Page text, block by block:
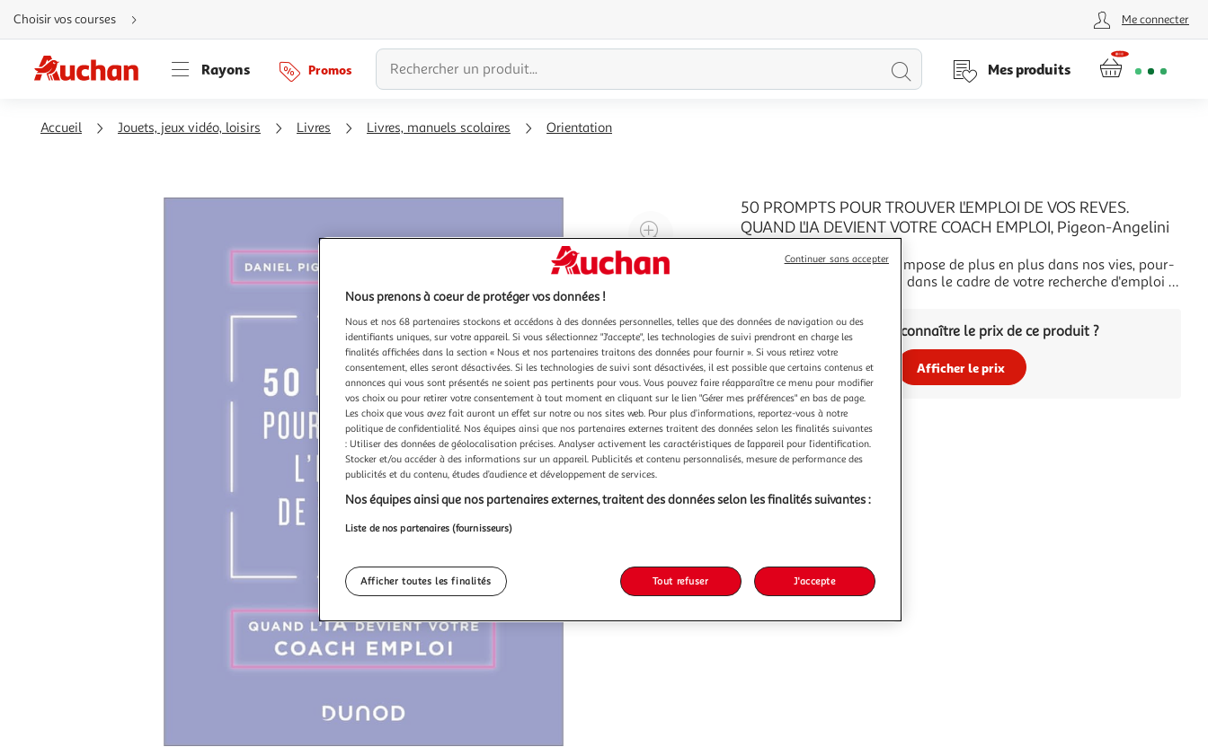
Aller
directement
au
Aller
directement
à
Aller
directement
Choisir vos courses Me connecter
Rayons Promos
Lancer
Mes produits
Accueil Jouets, jeux vidéo, loisirs Livres Livres, manuels scolaires Orientation
Agrandir
l'illustration
à
Réduire
à
100
%
Partager
le
produit
50 PROMPTS POUR TROUVER L'EMPLOI DE VOS REVES.
QUAND L'IA DEVIENT VOTRE COACH EMPLOI, Pigeon-Angelini
L'intelligence artificielle s'impose de plus en plus dans nos vies, pour­
quoi ne pas l'utiliser aussi dans le cadre de votre recherche d'emploi ?
ou Claude, peut vous aider à trouver votre prochain poste ! Encore
faut-il avoir laVous voulez connaître le prix de ce produit ?
Afficher le prix
Nous prenons à coeur de protéger vos données !
Nous et nos 68 partenaires stockons et accédons à des données personnelles, telles que des données de navigation ou des
identifiants uniques, sur votre appareil. Si vous sélectionnez "J'accepte", les technologies de suivi prendront en charge les
finalités affichées dans la section « Nous et nos partenaires traitons des données pour fournir ». Si vous retirez votre
consentement, elles seront désactivées. Si les technologies de suivi sont désactivées, il est possible que certains contenus et
annonces qui vous sont présentés ne soient pas pertinents pour vous. Vous pouvez faire réapparaître ce menu pour modifier
vos choix ou pour retirer votre consentement à tout moment en cliquant sur le lien "Gérer mes préférences" en bas de page.
Les choix que vous avez fait auront un effet sur notre ou nos sites web. Pour plus d’informations, reportez-vous à notre
politique de confidentialité. Nos équipes ainsi que nos partenaires externes traitent des données selon les finalités suivantes
: Utiliser des données de géolocalisation précises. Analyser activement les caractéristiques de l’appareil pour l’identification.
Stocker et/ou accéder à des informations sur un appareil. Publicités et contenu personnalisés, mesure de performance des
publicités et du contenu, études d’audience et développement de services.
Nos équipes ainsi que nos partenaires externes, traitent des données selon les finalités suivantes :
Liste de nos partenaires (fournisseurs)
Afficher toutes les finalités Tout refuser J'accepte
Continuer sans accepter